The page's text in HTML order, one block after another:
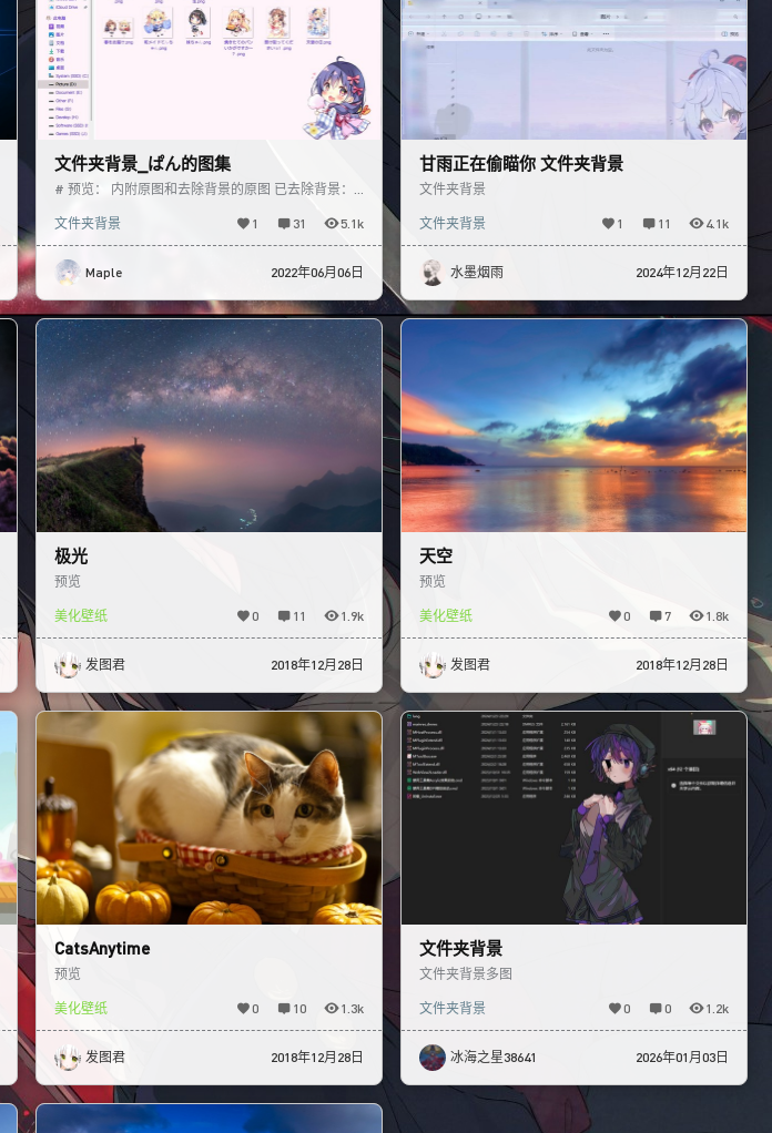
文件夹背景_ぱん的图集
# 预览： 内附原图和去除背景的原图 已去除背景：
择合适的尺
文件夹背景 1 31 5.1k
Maple 2022年06月06日
甘雨正在偷瞄你 文件夹背景
文件夹背景
文件夹背景 1 11 4.1k
水墨烟雨 2024年12月22日
极光
预览
美化壁纸 0 11 1.9k
发图君 2018年12月28日
天空
预览
美化壁纸 0 7 1.8k
发图君 2018年12月28日
CatsAnytime
预览
美化壁纸 0 10 1.3k
发图君 2018年12月28日
文件夹背景
文件夹背景多图
文件夹背景 0 0 1.2k
冰海之星38641 2026年01月03日